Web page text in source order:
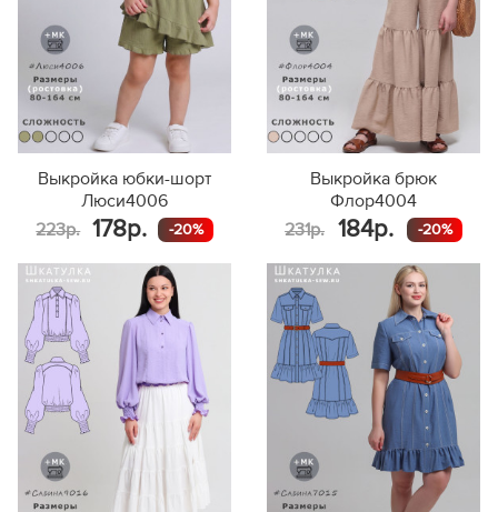
Выкройка юбки-шорт
Люси4006
223р.
178р. -20%
Выкройка брюк
Флор4004
231р.
184р. -20%